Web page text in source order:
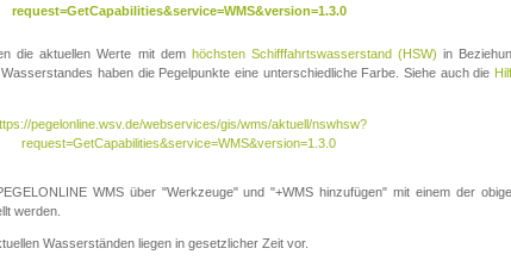
request=GetCapabilities&service=WMS&version=1.3.0
die aktuellen Werte mit dem höchsten Schifffahrtswasserstand (HSW) in
haben die Pegelpunkte eine unterschiedliche Farbe. Siehe auch die
pegelonline.wsv.de/webservices/gis/wms/aktuell/nswhsw?
request=GetCapabilities&service=WMS&version=1.3.0
WMS über "Werkzeuge" und "+WMS hinzufügen" mit einem der
werden.
Wasserständen liegen in gesetzlicher Zeit vor.